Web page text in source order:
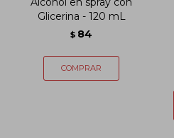
Glicerina - 120 mL
$ 84